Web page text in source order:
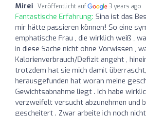
Mirei Veröffentlicht auf 3 years ago
Fantastische Erfahrung: Sina ist das
mir hätte passieren können! So eine
emphatische Frau , die wirklich weiß ,
in diese Sache nicht ohne Vorwissen ,
Kalorienverbrauch/Defizit angeht ,
trotzdem hat sie mich damit
herausgefunden hat woran meine
Gewichtsabnahme liegt . Ich habe
verzweifelt versucht abzunehmen und
gescheitert . Zwar arbeite ich noch